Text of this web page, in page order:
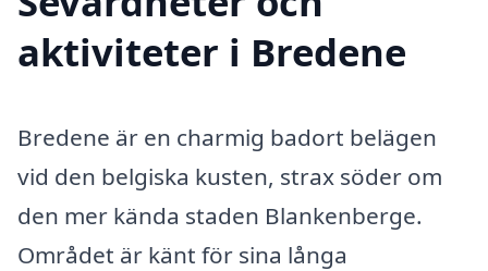
aktiviteter i Bredene
Bredene är en charmig badort belägen
vid den belgiska kusten, strax söder om
den mer kända staden Blankenberge.
Området är känt för sina långa